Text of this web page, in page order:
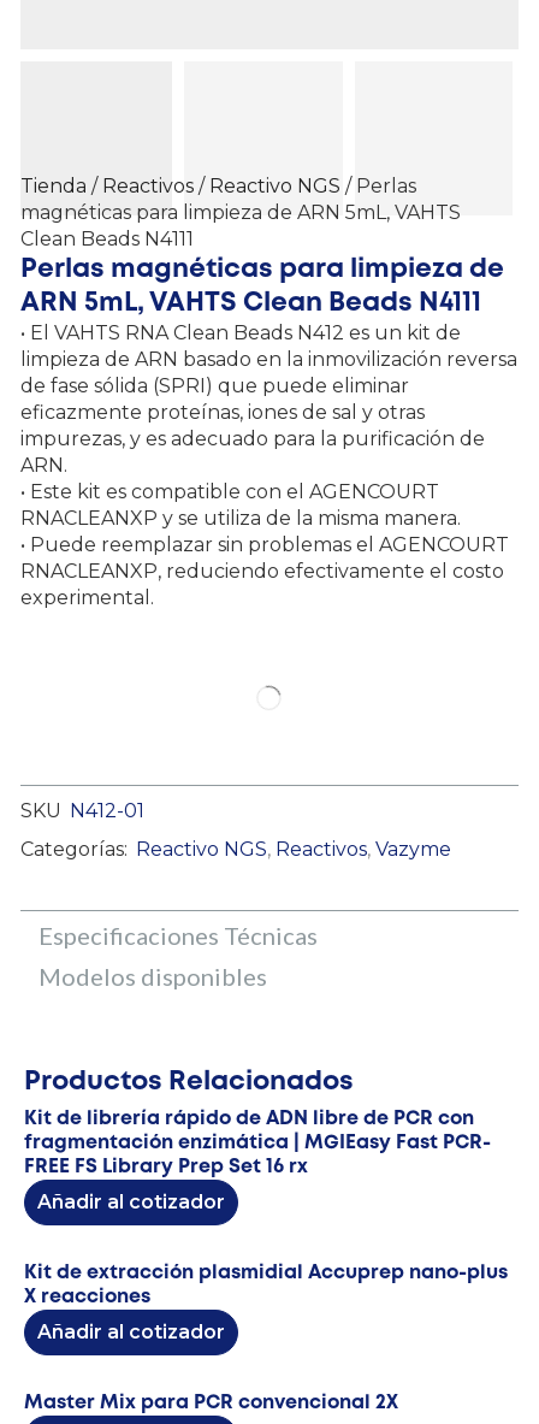
Tienda / Reactivos / Reactivo NGS / Perlas
magnéticas para limpieza de ARN 5mL, VAHTS
Clean Beads N4111
Perlas magnéticas para limpieza de
ARN 5mL, VAHTS Clean Beads N4111
• El VAHTS RNA Clean Beads N412 es un kit de
limpieza de ARN basado en la inmovilización reversa
de fase sólida (SPRI) que puede eliminar
eficazmente proteínas, iones de sal y otras
impurezas, y es adecuado para la purificación de
ARN.
• Este kit es compatible con el AGENCOURT
RNACLEANXP y se utiliza de la misma manera.
• Puede reemplazar sin problemas el AGENCOURT
RNACLEANXP, reduciendo efectivamente el costo
experimental.
SKU N412-01
Categorías: Reactivo NGS, Reactivos, Vazyme
Especificaciones Técnicas
Modelos disponibles
Productos Relacionados
Kit de librería rápido de ADN libre de PCR con
fragmentación enzimática | MGIEasy Fast PCR-
FREE FS Library Prep Set 16 rx
Añadir al cotizador
Kit de extracción plasmidial Accuprep nano-plus
X reacciones
Añadir al cotizador
Master Mix para PCR convencional 2X